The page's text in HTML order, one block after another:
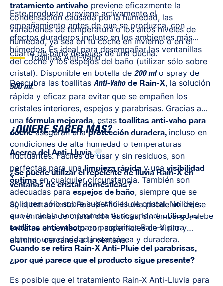
tratamiento antivaho previene eficazmente la
condensación causada por la humedad, las
variaciones de temperatura o los altos niveles de
humedad, ya sea en tu coche en invierno o en el
cuarto de baño después de una ducha.
Este producto previene activamente el
empañamiento antes de que se produzca, con
efectos duraderos incluso en los ambientes más
húmedos. Es ideal para desempañar las ventanillas
del coche y los espejos del baño (utilizar sólo sobre
cristal). Disponible en botella de 200 mlo spray de
500 ml.
Toallitas Anti-Vaho
Descubra las toallitas Anti-Vaho de Rain-X, la solución
rápida y eficaz para evitar que se empañen los
cristales interiores, espejos y parabrisas. Gracias a
una fórmula mejorada, estas toallitas anti-vaho para
cocheaseguran unaprotección duradera, incluso en
condiciones de alta humedad o temperaturas
fluctuantes. Fáciles de usar y sin residuos, son
perfectas para unalimpieza rápida y una visibilidad
óptima en cualquier circunstancia. También son
adecuadas para espejos de baño, siempre que se
apliquen sólo sobre superficies de cristal. No deje
que la niebla comprometa tu seguridad:utilice las
toallitas anti-vahopara parabrisas Rain-X para
obtener una claridad instantánea y duradera.
¿QUIERE SABER MÁS?
Acerca del Anti-Lluvia
¿Se puede utilizar el repelente de lluvia Rain-X en
ventanas de cristal domésticas?
Sí, el tratamiento Rain-X Anti-Lluvia puede utilizarse
en ventanas de cristal domésticas; sin embargo, debe
evitarse el contacto con superficies de vinilo y
aluminio cercanas a la ventana.
Cuando se retira Rain-X Anti-Pluie del parabrisas,
¿por qué parece que el producto sigue presente?
Es posible que el tratamiento Rain-X Anti-Lluvia para